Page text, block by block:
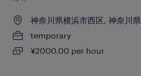
神奈川県横浜市西区, 神奈川県
temporary
¥2000.00 per hour